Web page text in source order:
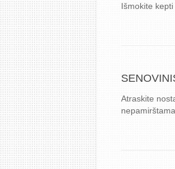
Išmokite
Atraskite